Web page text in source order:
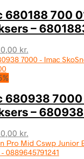
680188 700
–
kr.
aktuelle
680938 7000
–
kr.
aktuelle
pris